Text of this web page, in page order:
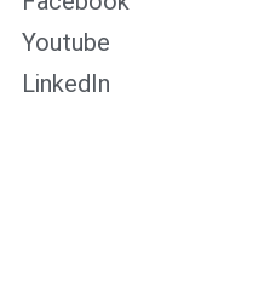
Youtube
LinkedIn